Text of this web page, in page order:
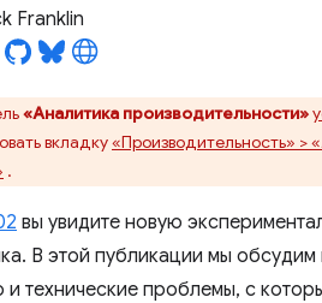
Franklin
«Аналитика производительности»
вкладку«Производительность» >
.
вы увидите новую
В этой публикации мы
технические проблемы, с